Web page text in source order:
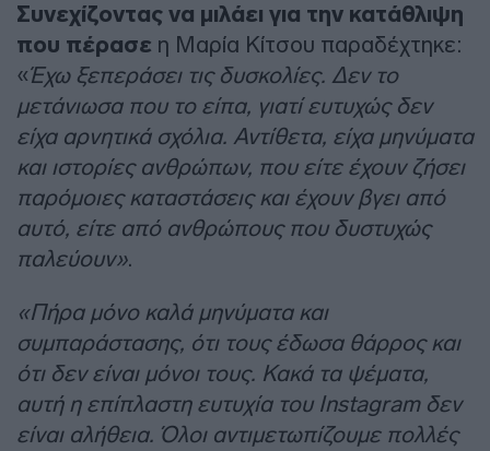
Συνεχίζοντας να μιλάει για την κατάθλιψη
που πέρασε η Μαρία Κίτσου παραδέχτηκε:
«Έχω ξεπεράσει τις δυσκολίες. Δεν το
μετάνιωσα που το είπα, γιατί ευτυχώς δεν
είχα αρνητικά σχόλια. Αντίθετα, είχα μηνύματα
και ιστορίες ανθρώπων, που είτε έχουν ζήσει
παρόμοιες καταστάσεις και έχουν βγει από
αυτό, είτε από ανθρώπους που δυστυχώς
παλεύουν».
«Πήρα μόνο καλά μηνύματα και
συμπαράστασης, ότι τους έδωσα θάρρος και
ότι δεν είναι μόνοι τους. Κακά τα ψέματα,
αυτή η επίπλαστη ευτυχία του Instagram δεν
είναι αλήθεια. Όλοι αντιμετωπίζουμε πολλές